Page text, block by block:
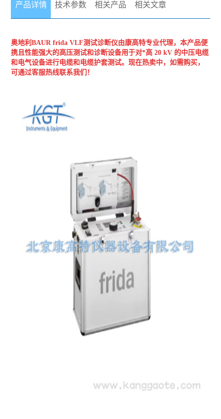
产品详情 技术参数 相关产品 相关文章
奥地利BAUR frida VLF测试诊断仪由康高特专业代理，本产品便
携且性能强大的高压测试和诊断设备用于对*高 20 kV 的中压电缆
和电气设备进行电缆和电缆护套测试。现在热卖中，如需购买，
可通过客服热线联系我们！